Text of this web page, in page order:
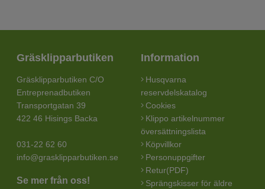
Gräsklipparbutiken
Gräsklipparbutiken C/O
Entreprenadbutiken
Transportgatan 39
422 46 Hisings Backa
031-22 62 60
info@grasklipparbutiken.se
Se mer från oss!
Information
Husqvarna
reservdelskatalog
Cookies
Klippo artikelnummer
översättningslista
Köpvillkor
Personuppgifter
Retur(PDF)
Sprängskisser för äldre